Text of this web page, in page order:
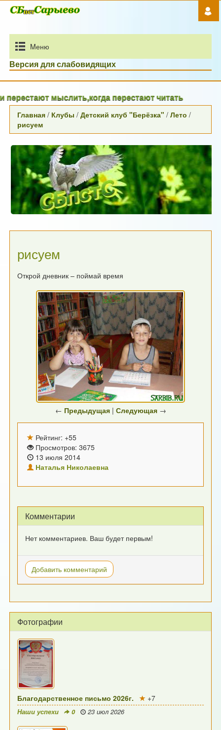
Mеню
Версия для слабовидящих
мыслить,когда перестают читать
Главная / Клубы /Детский клуб "Берёзка" /Лето /
рисуем
рисуем
Открой дневник – поймай время
← Предыдущая| Следующая→
Рейтинг: +55
Просмотров: 3675
13 июля 2014
Наталья Николаевна
Комментарии
Нет комментариев. Ваш будет первым!
Добавить комментарий
Фотографии
Благодарственное письмо 2026г. +7
Наши успехи 0 23 июл 2026